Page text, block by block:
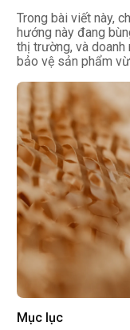
Trong bài viết này,
hướng này đang
thị trường, và
bảo vệ sản phẩm
Mục lục